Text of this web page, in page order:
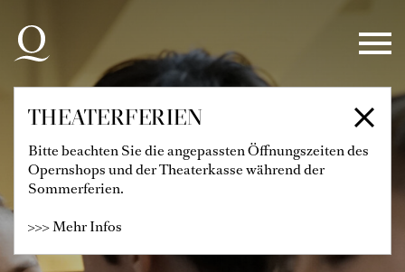
Zur Hauptnavigation springen
Zum Hauptinhalt springen
Zum Footer springen
THEATERFERIEN
Bitte beachten Sie die angepassten Öffnungszeiten des
Opernshops und der Theaterkasse während der
Sommerferien.
>>> Mehr Infos